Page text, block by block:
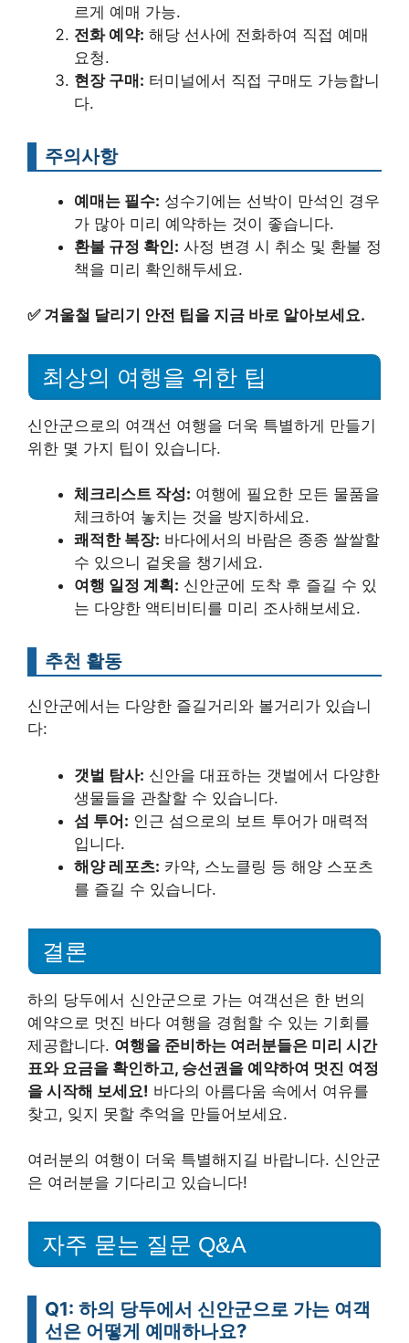
르게 예매 가능.
전화 예약: 해당 선사에 전화하여 직접 예매
요청.
현장 구매: 터미널에서 직접 구매도 가능합니
다.
주의사항
예매는 필수: 성수기에는 선박이 만석인 경우
가 많아 미리 예약하는 것이 좋습니다.
환불 규정 확인: 사정 변경 시 취소 및 환불 정
책을 미리 확인해두세요.
✅ 겨울철 달리기 안전 팁을 지금 바로 알아보세요.
최상의 여행을 위한 팁
신안군으로의 여객선 여행을 더욱 특별하게 만들기
위한 몇 가지 팁이 있습니다.
체크리스트 작성: 여행에 필요한 모든 물품을
체크하여 놓치는 것을 방지하세요.
쾌적한 복장: 바다에서의 바람은 종종 쌀쌀할
수 있으니 겉옷을 챙기세요.
여행 일정 계획: 신안군에 도착 후 즐길 수 있
는 다양한 액티비티를 미리 조사해보세요.
추천 활동
신안군에서는 다양한 즐길거리와 볼거리가 있습니
다:
갯벌 탐사: 신안을 대표하는 갯벌에서 다양한
생물들을 관찰할 수 있습니다.
섬 투어: 인근 섬으로의 보트 투어가 매력적
입니다.
해양 레포츠: 카약, 스노클링 등 해양 스포츠
를 즐길 수 있습니다.
결론
하의 당두에서 신안군으로 가는 여객선은 한 번의
예약으로 멋진 바다 여행을 경험할 수 있는 기회를
제공합니다. 여행을 준비하는 여러분들은 미리 시간
표와 요금을 확인하고, 승선권을 예약하여 멋진 여정
을 시작해 보세요! 바다의 아름다움 속에서 여유를
찾고, 잊지 못할 추억을 만들어보세요.
여러분의 여행이 더욱 특별해지길 바랍니다. 신안군
은 여러분을 기다리고 있습니다!
자주 묻는 질문 Q&A
Q1: 하의 당두에서 신안군으로 가는 여객
선은 어떻게 예매하나요?